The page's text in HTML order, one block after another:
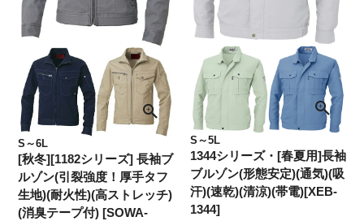
S～6L
[秋冬][1182シリーズ] 長袖ブ
ルゾン(引裂強度！厚手タフ
生地)(耐火性)(高ストレッチ)
(消臭テープ付) [SOWA-
S～5L
1344シリーズ・[春夏用]長袖
ブルゾン(形態安定)(通気)(吸
汗)(速乾)(清涼)(帯電)[XEB-
1344]